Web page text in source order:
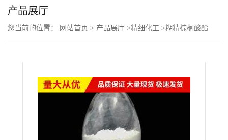
页
公
产品展厅
您当前的位置： 网站首页 > 产品展厅 >精细化工 >糊精棕榈酸酯